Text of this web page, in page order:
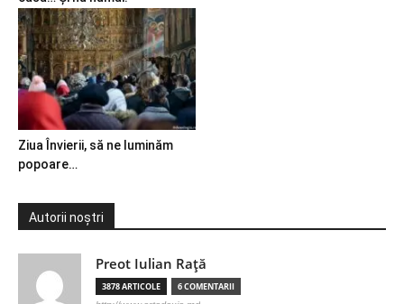
Ziua Învierii, să ne luminăm
popoare…
Autorii noștri
Preot Iulian Raţă
3878 ARTICOLE 6 COMENTARII